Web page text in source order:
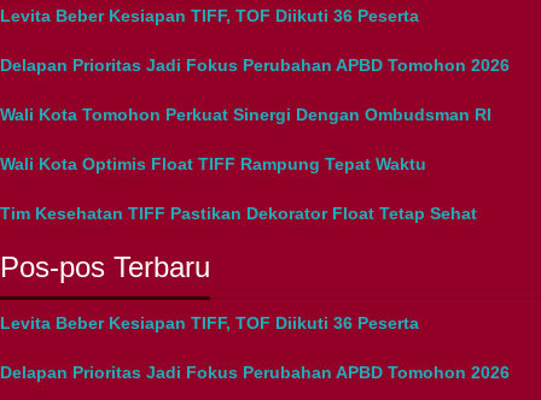
Levita Beber Kesiapan TIFF, TOF Diikuti 36 Peserta
Delapan Prioritas Jadi Fokus Perubahan APBD Tomohon 2026
Wali Kota Tomohon Perkuat Sinergi Dengan Ombudsman RI
Wali Kota Optimis Float TIFF Rampung Tepat Waktu
Tim Kesehatan TIFF Pastikan Dekorator Float Tetap Sehat
Pos-pos Terbaru
Levita Beber Kesiapan TIFF, TOF Diikuti 36 Peserta
Delapan Prioritas Jadi Fokus Perubahan APBD Tomohon 2026